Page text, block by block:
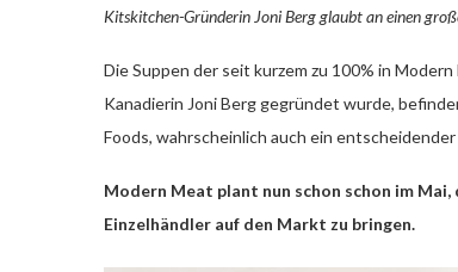
Kitskitchen-Gründerin Joni Berg glaubt an einen
Die Suppen der seit kurzem zu 100% in
Kanadierin Joni Berg gegründet wurde,
Foods, wahrscheinlich auch ein
Modern Meat plant nun schon schon im
Einzelhändler auf den Markt zu bringen.